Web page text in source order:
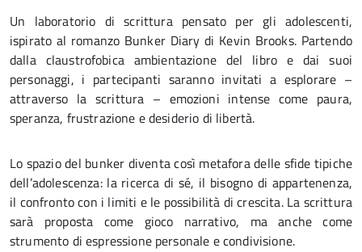
Un laboratorio di scrittura pensato per gli adolescenti,
ispirato al romanzo Bunker Diary di Kevin Brooks. Partendo
dalla claustrofobica ambientazione del libro e dai suoi
personaggi, i partecipanti saranno invitati a esplorare –
attraverso la scrittura – emozioni intense come paura,
speranza, frustrazione e desiderio di libertà.
Lo spazio del bunker diventa così metafora delle sfide tipiche
dell’adolescenza: la ricerca di sé, il bisogno di appartenenza,
il confronto con i limiti e le possibilità di crescita. La scrittura
sarà proposta come gioco narrativo, ma anche come
strumento di espressione personale e condivisione.